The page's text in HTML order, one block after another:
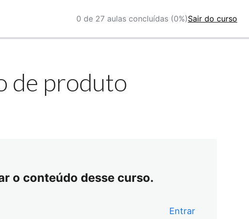
0 de 27 aulas concluídas (0%)Sair do curso
de produto
o conteúdo desse curso.
Entrar